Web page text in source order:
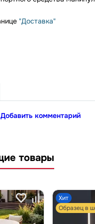
"Доставка"
Добавить комментарий
товары
Хит
Образец в